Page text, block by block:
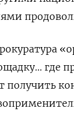
где
получить